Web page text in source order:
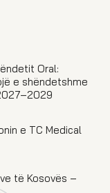
Oral:
e shëndetshme
e TC Medical
të Kosovës –